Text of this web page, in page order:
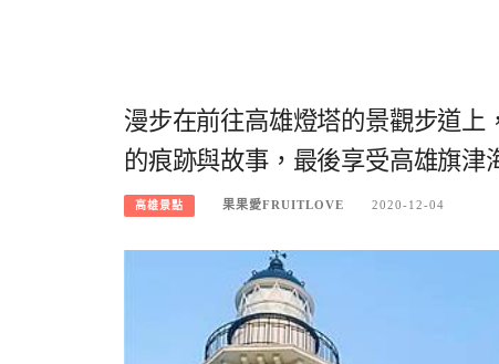
漫步在前往高雄燈塔的景觀步道上
的痕跡與故事，最後享受高雄旗津
高雄景點 果果愛FRUITLOVE 2020-12-04